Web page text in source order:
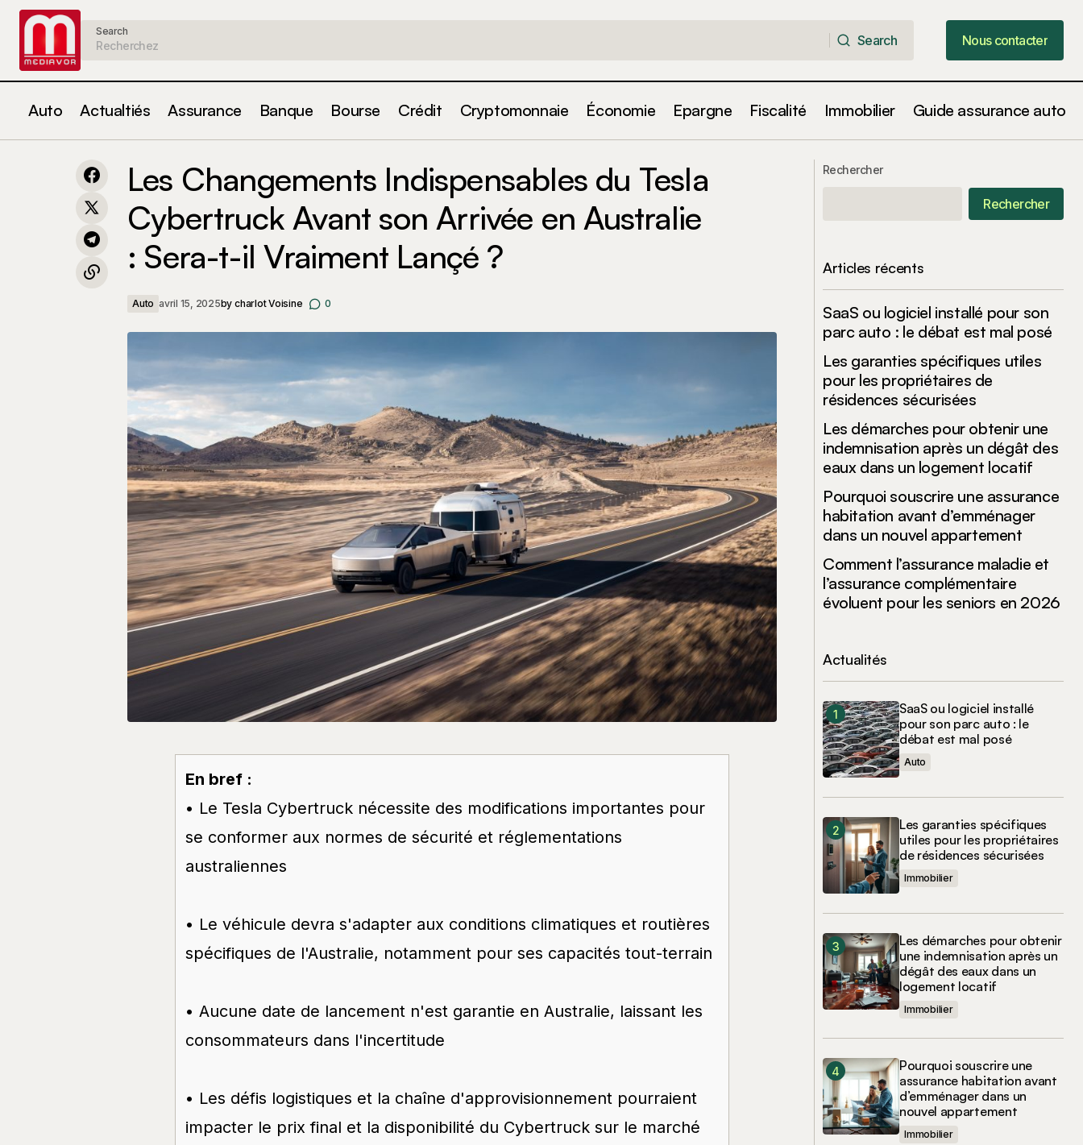
Search
Search
Nous contacter
Nous contacter
Auto Actualtiés Assurance Banque Bourse Crédit Cryptomonnaie Économie Epargne Fiscalité Immobilier Guide assurance auto
Votre Budget : Découvrez Comment
Éviter ces Coûts Cachés!
Australie : Sera-t-il Vraiment Lançé ?
des Dispositifs Incendiaires Liés à
Les Changements Indispensables du Tesla
Cybertruck Avant son Arrivée en Australie
: Sera-t-il Vraiment Lançé ?
Auto avril 15, 2025by charlot Voisine 0
En bref :
• Le Tesla Cybertruck nécessite des modifications importantes pour
se conformer aux normes de sécurité et réglementations
australiennes
• Le véhicule devra s'adapter aux conditions climatiques et routières
spécifiques de l'Australie, notamment pour ses capacités tout-terrain
• Aucune date de lancement n'est garantie en Australie, laissant les
consommateurs dans l'incertitude
• Les défis logistiques et la chaîne d'approvisionnement pourraient
impacter le prix final et la disponibilité du Cybertruck sur le marché
Rechercher
Rechercher
Articles récents
SaaS ou logiciel installé pour son
parc auto : le débat est mal posé
Les garanties spécifiques utiles
pour les propriétaires de
résidences sécurisées
Les démarches pour obtenir une
indemnisation après un dégât des
eaux dans un logement locatif
Pourquoi souscrire une assurance
habitation avant d’emménager
dans un nouvel appartement
Comment l’assurance maladie et
l’assurance complémentaire
évoluent pour les seniors en 2026
Actualités
SaaS ou logiciel installé
pour son parc auto : le
débat est mal posé
Auto
Les garanties spécifiques
utiles pour les propriétaires
de résidences sécurisées
Immobilier
Les démarches pour obtenir
une indemnisation après un
dégât des eaux dans un
logement locatif
Immobilier
Pourquoi souscrire une
assurance habitation avant
d’emménager dans un
nouvel appartement
Immobilier